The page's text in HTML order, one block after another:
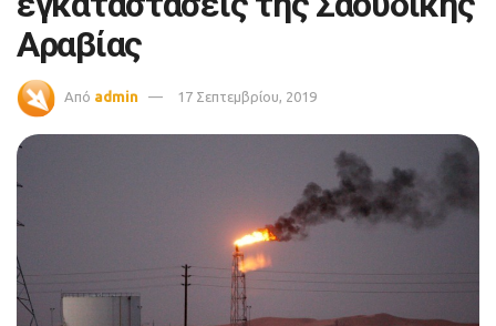
Αραβίας
Από admin 17 Σεπτεμβρίου, 2019